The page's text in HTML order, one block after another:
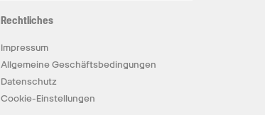
Rechtliches
Impressum
Allgemeine Geschäftsbedingungen
Datenschutz
Cookie-Einstellungen